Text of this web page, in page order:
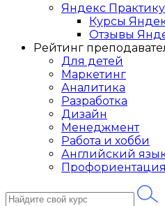
Яндекс
Курсы
Отзывы
Рейтинг
Для детей
Маркетинг
Аналитика
Разработка
Дизайн
Менеджмент
Работа и хобби
Английский
Профориентация